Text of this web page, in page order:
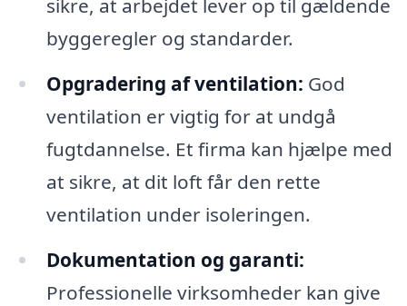
sikre, at arbejdet lever op til gældende
byggeregler og standarder.
Opgradering af ventilation: God
ventilation er vigtig for at undgå
fugtdannelse. Et firma kan hjælpe med
at sikre, at dit loft får den rette
ventilation under isoleringen.
Dokumentation og garanti:
Professionelle virksomheder kan give